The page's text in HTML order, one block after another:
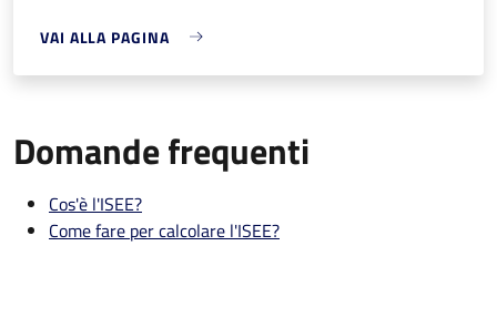
VAI ALLA PAGINA
Domande frequenti
Cos'è l'ISEE?
Come fare per calcolare l'ISEE?